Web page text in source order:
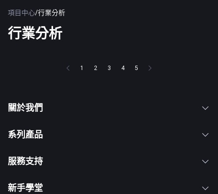
項目中心/行業分析
行業分析
1 2 3 4 5
關於我們
系列產品
服務支持
新手學堂